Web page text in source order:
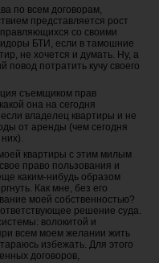
по всем договорам,
представляется рост
со своими
БТИ, если в тамошние
не хочется и думать. Ну, а
потратить кучу своего
съемщиком прав
она на сегодня
владелец квартиры и не
от аренды (чем сегодня
квартиры с этим милым
право пользования и
каким-нибудь образом
Как мне, без его
моей собственностью?
решение суда.
волокитой и
всем моем желании жить
избежать. Для этого
договоров,